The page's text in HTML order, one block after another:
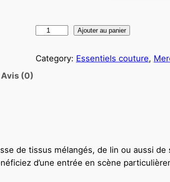
Ajouter au panier
Category: Essentiels couture,
Avis (0)
de tissus mélangés, de lin ou aussi
d’une entrée en scène